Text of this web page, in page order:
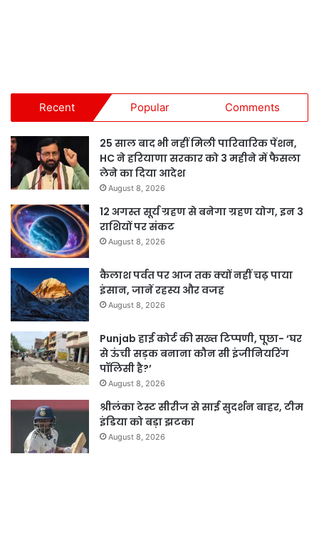
Recent Popular Comments
25 साल बाद भी नहीं मिली पारिवारिक पेंशन,
HC ने हरियाणा सरकार को 3 महीने में फैसला
लेने का दिया आदेश
August 8, 2026
12 अगस्त सूर्य ग्रहण से बनेगा ग्रहण योग, इन 3
राशियों पर संकट
August 8, 2026
कैलाश पर्वत पर आज तक क्यों नहीं चढ़ पाया
इंसान, जानें रहस्य और वजह
August 8, 2026
Punjab हाई कोर्ट की सख्त टिप्पणी, पूछा- ‘घर
से ऊंची सड़क बनाना कौन सी इंजीनियरिंग
पॉलिसी है?’
August 8, 2026
श्रीलंका टेस्ट सीरीज से साई सुदर्शन बाहर, टीम
इंडिया को बड़ा झटका
August 8, 2026